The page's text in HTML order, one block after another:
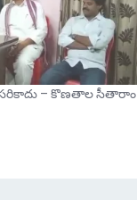
సరికాదు – కొణతాల సీతారాం